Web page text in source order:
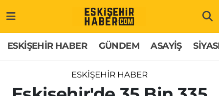
ESKİŞEHİR HABER GÜNDEM ASAYİŞ
ESKİŞEHİR HABER
GÜNDEM
ASAYİŞ
Hakkımızda
İletişim
Odunpazarı Trafik Yoğunluk Haritası
Süper Lig Puan Durumu ve Fikstür